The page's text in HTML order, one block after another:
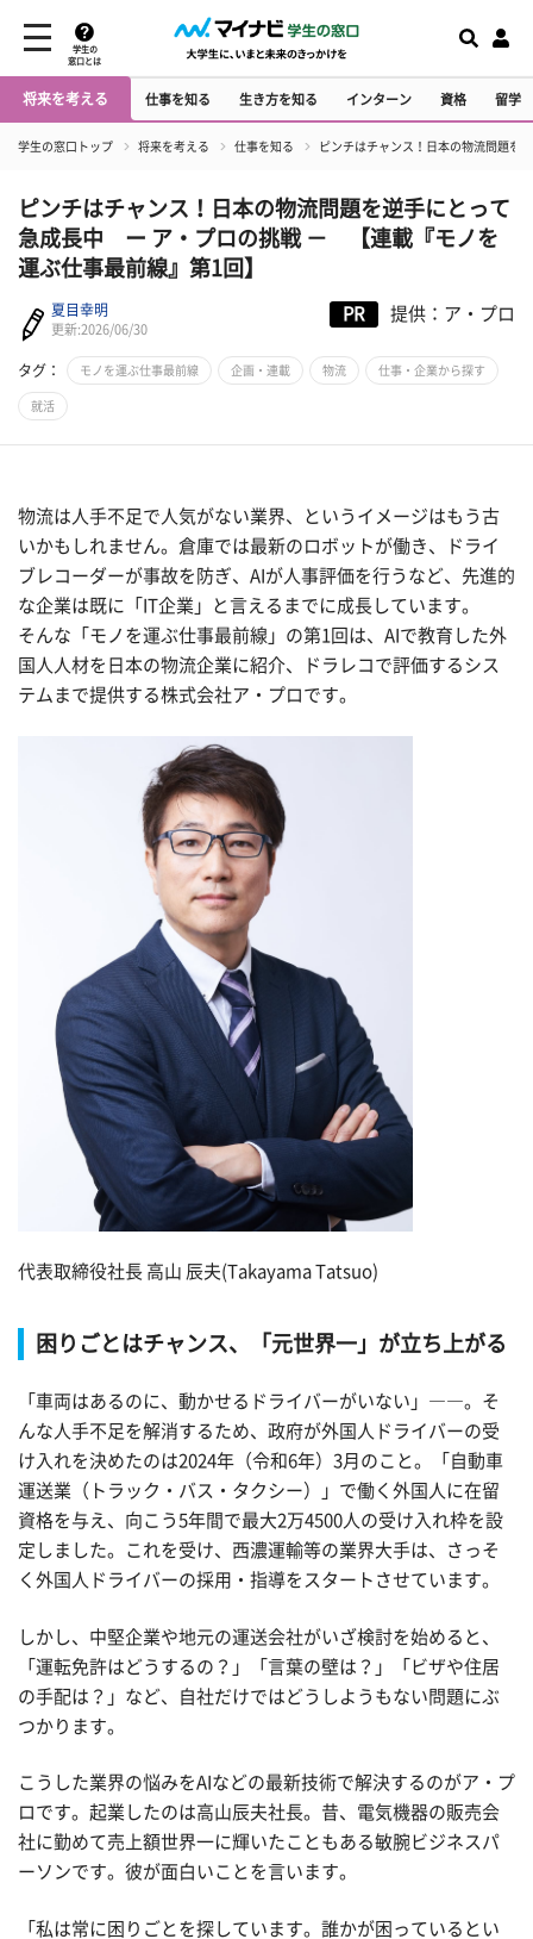
学生の
窓口とは
将来を考える 仕事を知る 生き方を知る インターン 資格 留学
学生の窓口トップ 将来を考える 仕事を知る ピンチはチャンス！日本の物流問題
ピンチはチャンス！日本の物流問題を逆手にとって
急成長中 ー ア・プロの挑戦 － 【連載『モノを
運ぶ仕事最前線』第1回】
夏目幸明
更新:2026/06/30
PR 提供：ア・プロ
タグ： モノを運ぶ仕事最前線 企画・連載 物流 仕事・企業から探す
就活
物流は人手不足で人気がない業界、というイメージはもう古
いかもしれません。倉庫では最新のロボットが働き、ドライ
ブレコーダーが事故を防ぎ、AIが人事評価を行うなど、先進的
な企業は既に「IT企業」と言えるまでに成長しています。
そんな「モノを運ぶ仕事最前線」の第1回は、AIで教育した外
国人人材を日本の物流企業に紹介、ドラレコで評価するシス
テムまで提供する株式会社ア・プロです。
代表取締役社長 高山 辰夫(Takayama Tatsuo)
困りごとはチャンス、「元世界一」が立ち上がる
「車両はあるのに、動かせるドライバーがいない」――。そ
んな人手不足を解消するため、政府が外国人ドライバーの受
け入れを決めたのは2024年（令和6年）3月のこと。「自動車
運送業（トラック・バス・タクシー）」で働く外国人に在留
資格を与え、向こう5年間で最大2万4500人の受け入れ枠を設
定しました。これを受け、西濃運輸等の業界大手は、さっそ
く外国人ドライバーの採用・指導をスタートさせています。
しかし、中堅企業や地元の運送会社がいざ検討を始めると、
「運転免許はどうするの？」「言葉の壁は？」「ビザや住居
の手配は？」など、自社だけではどうしようもない問題にぶ
つかります。
こうした業界の悩みをAIなどの最新技術で解決するのがア・プ
ロです。起業したのは高山辰夫社長。昔、電気機器の販売会
社に勤めて売上額世界一に輝いたこともある敏腕ビジネスパ
ーソンです。彼が面白いことを言います。
「私は常に困りごとを探しています。誰かが困っているとい